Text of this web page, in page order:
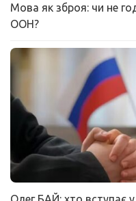
Мова як зброя: чи не
ООН?